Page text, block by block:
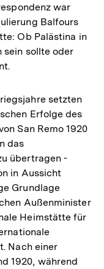
war
Balfours
Ob Palästina in
sein sollte oder
setzten
Erfolge des
San Remo 1920
das
übertragen -
in Aussicht
Grundlage
Außenminister
Heimstätte für
Nach einer
1920, während